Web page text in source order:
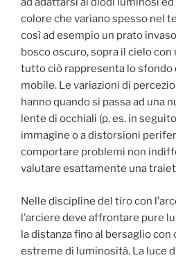
colore che variano spesso nel
così ad esempio un prato
bosco oscuro, sopra il cielo
tutto ciò rappresenta lo sfondo
mobile. Le variazioni di
hanno quando si passa ad una
lente di occhiali (p. es. in
immagine o a distorsioni
comportare problemi non
valutare esattamente una
Nelle discipline del tiro con
l’arciere deve affrontare pure
la distanza fino al bersaglio
estreme di luminosità. La luce